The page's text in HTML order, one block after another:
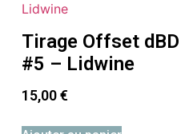
Tirage Offset dBD
#5 – Lidwine
15,00€